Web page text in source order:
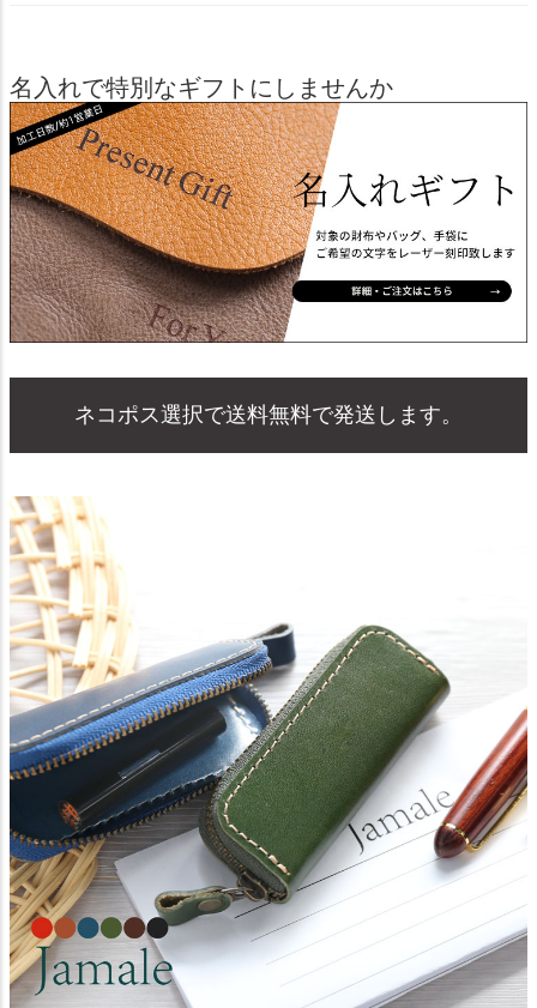
名入れで特別なギフトにしませんか
ネコポス選択で送料無料で発送します。